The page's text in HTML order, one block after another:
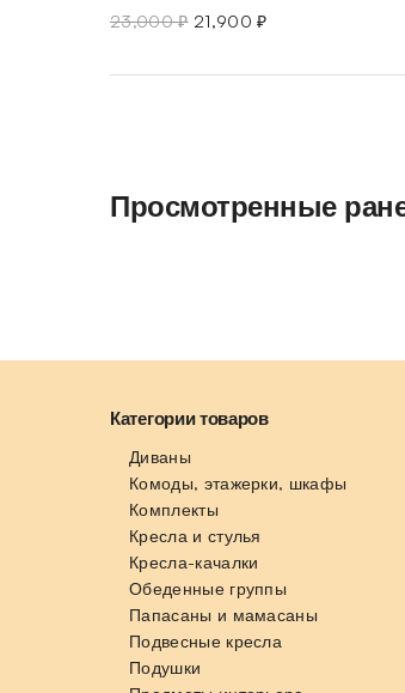
23,000₽ 21,900₽
Просмотренные
Категории товаров
Диваны
Комоды, этажерки, шкафы
Комплекты
Кресла и стулья
Кресла-качалки
Обеденные группы
Папасаны и мамасаны
Подвесные кресла
Подушки